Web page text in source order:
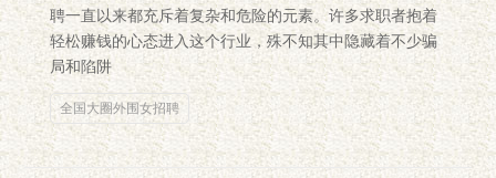
聘一直以来都充斥着复杂和危险的元素。许多求职者抱着
轻松赚钱的心态进入这个行业，殊不知其中隐藏着不少骗
局和陷阱
全国大圈外围女招聘